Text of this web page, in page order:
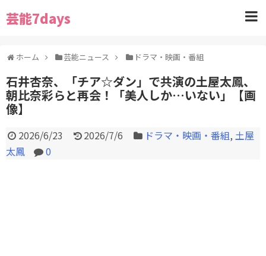
芸能7days
ホーム 芸能ニュース ドラマ・映画・番組
石井杏奈、「チア☆ダン」で共演の土屋太鳳、
朝比奈彩らと再会！「美人しか…いない」【画
像】
2026/6/23 2026/7/6 ドラマ・映画・番組,土屋
太鳳
0